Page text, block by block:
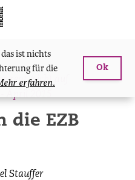
ist nichts
für die
erfahren.
Ok
regt (sich) auf
die EZB
Stauffer